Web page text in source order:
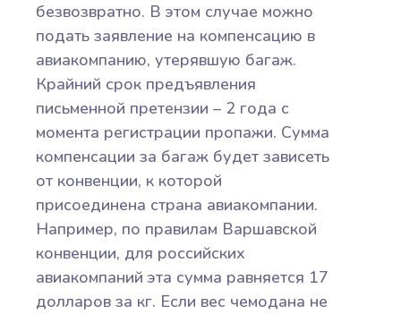
безвозвратно. В этом случае можно
подать заявление на компенсацию в
авиакомпанию, утерявшую багаж.
Крайний срок предъявления
письменной претензии – 2 года с
момента регистрации пропажи. Сумма
компенсации за багаж будет зависеть
от конвенции, к которой
присоединена страна авиакомпании.
Например, по правилам Варшавской
конвенции, для российских
авиакомпаний эта сумма равняется 17
долларов за кг. Если вес чемодана не